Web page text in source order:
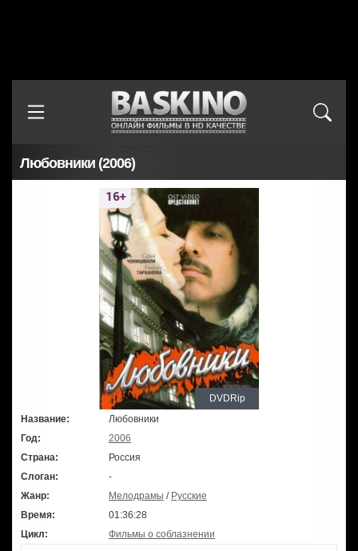
Любовники (2006)
DVDRip
Название:
Любовники
Год:
2006
Страна:
Россия
Слоган:
-
Жанр:
Мелодрамы / Русские
Время:
01:36:28
Цикл:
Фильмы о соблазнении